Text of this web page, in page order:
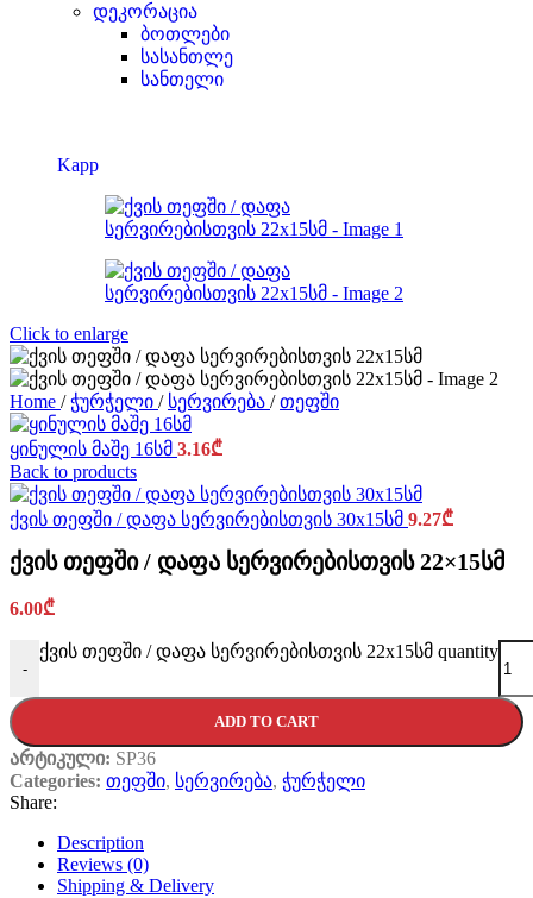
დეკორაცია
ბოთლები
სასანთლე
სანთელი
Kapp
Click to enlarge
Home / ჭურჭელი / სერვირება / თეფში
ყინულის მაშე 16სმ 3.16₾
Back to products
ქვის თეფში / დაფა სერვირებისთვის 30x15სმ 9.27₾
ქვის თეფში / დაფა სერვირებისთვის 22×15სმ
6.00₾
-
ქვის თეფში / დაფა სერვირებისთვის 22x15სმ quantity
ADD TO CART
არტიკული: SP36
Categories: თეფში, სერვირება, ჭურჭელი
Share:
Description
Reviews (0)
Shipping & Delivery